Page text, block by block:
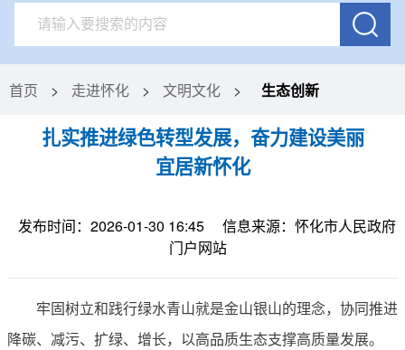
首页 > 走进怀化 > 文明文化 > 生态创新
扎实推进绿色转型发展，奋力建设美丽
宜居新怀化
发布时间：2026-01-30 16:45
信息来源：怀化市人民政府
门户网站
牢固树立和践行绿水青山就是金山银山的理念，协同推进
降碳、减污、扩绿、增长，以高品质生态支撑高质量发展。